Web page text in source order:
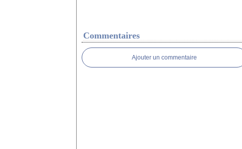
Commentaires
Ajouter un commentaire